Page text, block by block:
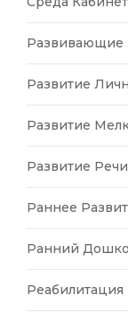
Развивающие
Развитие
Развитие
Развитие Речи
Раннее
Ранний